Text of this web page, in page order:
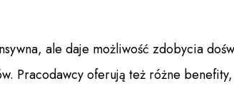
ale daje możliwość zdobycia
Pracodawcy oferują też różne